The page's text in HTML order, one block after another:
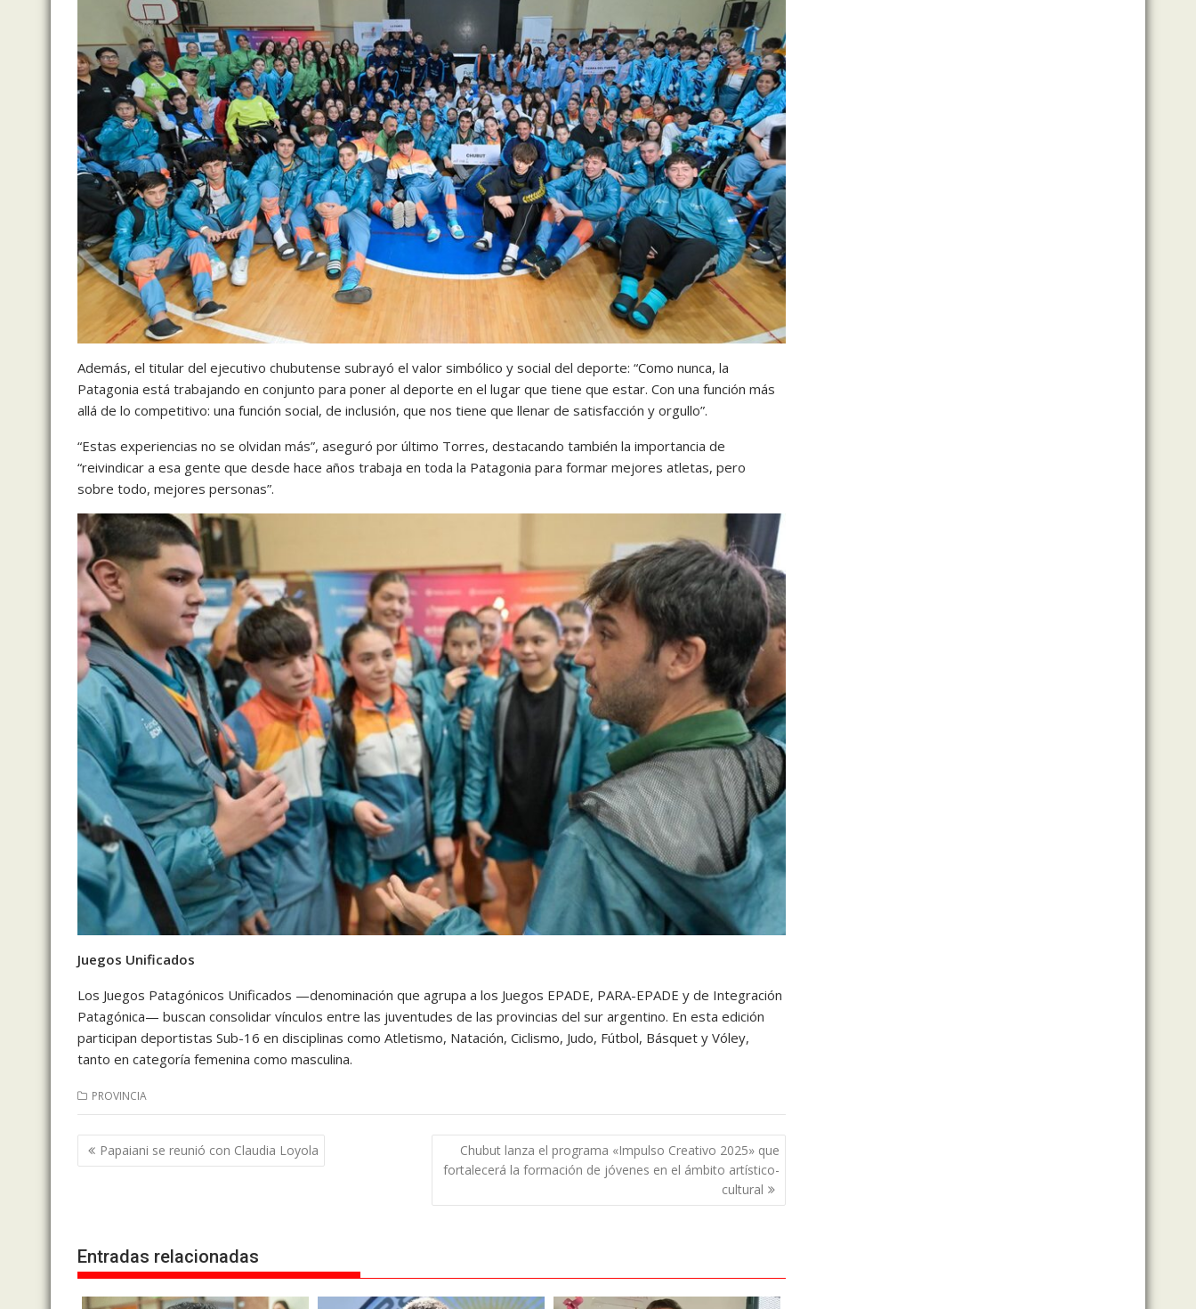
Además, el titular del ejecutivo chubutense subrayó el valor simbólico y social del deporte: “Como nunca, la
Patagonia está trabajando en conjunto para poner al deporte en el lugar que tiene que estar. Con una función más
allá de lo competitivo: una función social, de inclusión, que nos tiene que llenar de satisfacción y orgullo”.
“Estas experiencias no se olvidan más”, aseguró por último Torres, destacando también la importancia de
“reivindicar a esa gente que desde hace años trabaja en toda la Patagonia para formar mejores atletas, pero
sobre todo, mejores personas”.
Juegos Unificados
Los Juegos Patagónicos Unificados —denominación que agrupa a los Juegos EPADE, PARA-EPADE y de Integración
Patagónica— buscan consolidar vínculos entre las juventudes de las provincias del sur argentino. En esta edición
participan deportistas Sub-16 en disciplinas como Atletismo, Natación, Ciclismo, Judo, Fútbol, Básquet y Vóley,
tanto en categoría femenina como masculina.
PROVINCIA
Navegación
de
Papaiani se reunió con Claudia Loyola
Chubut lanza el programa «Impulso Creativo 2025» que
fortalecerá la formación de jóvenes en el ámbito artístico-
cultural
Entradas relacionadas